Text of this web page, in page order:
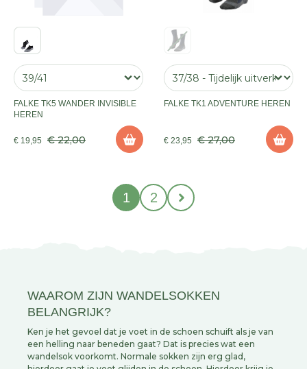
FALKE TK5 WANDER INVISIBLE
HEREN
€ 19,95 € 22,00
FALKE TK1 ADVENTURE HEREN
€ 23,95 € 27,00
1 2
WAAROM ZIJN WANDELSOKKEN
BELANGRIJK?
Ken je het gevoel dat je voet in de schoen schuift als je van
een helling naar beneden gaat? Dat is precies wat een
wandelsok voorkomt. Normale sokken zijn erg glad,